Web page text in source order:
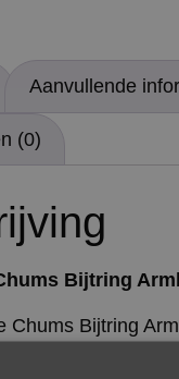
Aanvullende
(0)
Bijtring
Chums Bijtring